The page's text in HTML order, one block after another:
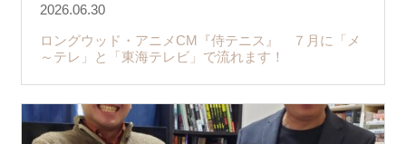
2026.06.30
ロングウッド・アニメCM『侍テニス』 ７月に「メ
～テレ」と「東海テレビ」で流れます！